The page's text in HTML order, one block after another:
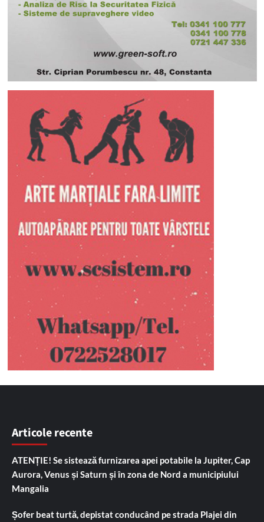
Articole recente
ATENȚIE! Se sistează furnizarea apei potabile la Jupiter, Cap
Aurora, Venus și Saturn și în zona de Nord a municipiului
Mangalia
Șofer beat turtă, depistat conducând pe strada Plajei din